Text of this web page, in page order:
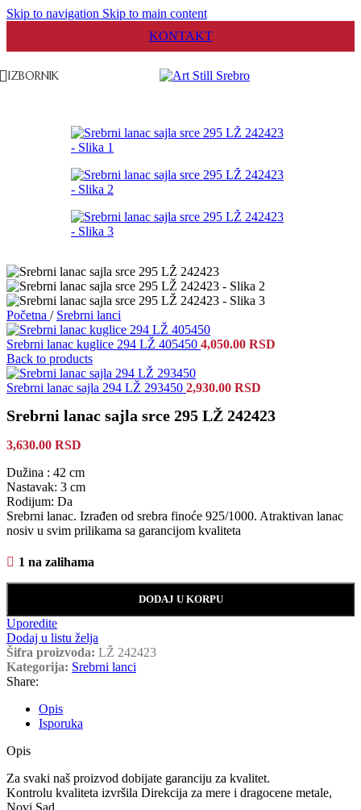
Skip to navigation Skip to main content
KONTAKT
IZBORNIK
Početna / Srebrni lanci
Srebrni lanac kuglice 294 LŽ 405450 4,050.00 RSD
Back to products
Srebrni lanac sajla 294 LŽ 293450 2,930.00 RSD
Srebrni lanac sajla srce 295 LŽ 242423
3,630.00 RSD
Dužina : 42 cm
Nastavak: 3 cm
Rodijum: Da
Srebrni lanac. Izrađen od srebra finoće 925/1000. Atraktivan lanac
nosiv u svim prilikama sa garancijom kvaliteta
1 na zalihama
DODAJ U KORPU
Uporedite
Dodaj u listu želja
Šifra proizvoda: LŽ 242423
Kategorija: Srebrni lanci
Share:
Opis
Isporuka
Opis
Za svaki naš proizvod dobijate garanciju za kvalitet.
Kontrolu kvaliteta izvršila Direkcija za mere i dragocene metale,